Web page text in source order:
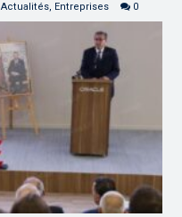
Actualités, Entreprises 0